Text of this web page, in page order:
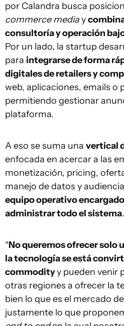
por Calandra busca
commerce mediay
consultoría y operación
Por un lado, la startup
para integrarse de forma
digitales de retailers y
web, aplicaciones, emails o
permitiendo gestionar
plataforma.
A eso se suma una vertical
enfocada en acercar a las
monetización, pricing,
manejo de datos y
equipo operativo
administrar todo el sistema.
“No queremos ofrecer solo
la tecnología se está
commodityy pueden venir
otras regiones a ofrecer la
bien lo que es el mercado
justamente lo que